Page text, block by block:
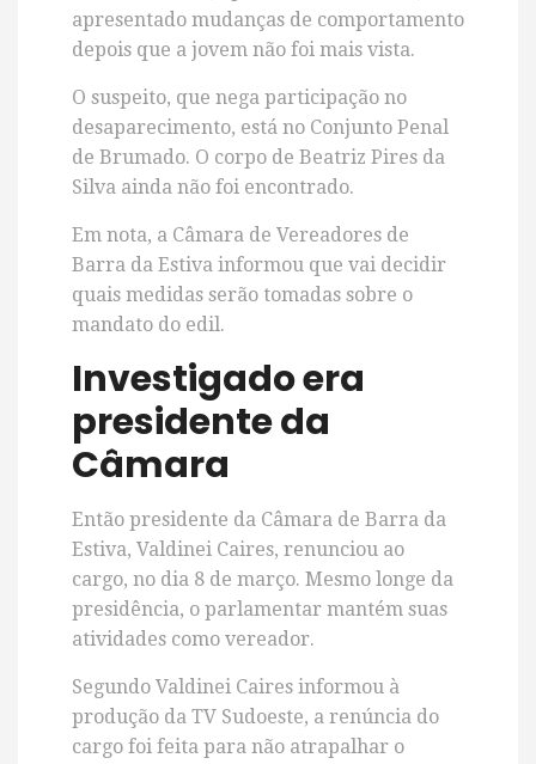
apresentado mudanças de comportamento
depois que a jovem não foi mais vista.
O suspeito, que nega participação no
desaparecimento, está no Conjunto Penal
de Brumado. O corpo de Beatriz Pires da
Silva ainda não foi encontrado.
Em nota, a Câmara de Vereadores de
Barra da Estiva informou que vai decidir
quais medidas serão tomadas sobre o
mandato do edil.
Investigado era
presidente da
Câmara
Então presidente da Câmara de Barra da
Estiva, Valdinei Caires, renunciou ao
cargo, no dia 8 de março. Mesmo longe da
presidência, o parlamentar mantém suas
atividades como vereador.
Segundo Valdinei Caires informou à
produção da TV Sudoeste, a renúncia do
cargo foi feita para não atrapalhar o